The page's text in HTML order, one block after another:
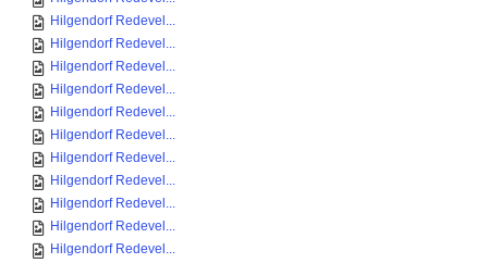
Hilgendorf Redevel...
Hilgendorf Redevel...
Hilgendorf Redevel...
Hilgendorf Redevel...
Hilgendorf Redevel...
Hilgendorf Redevel...
Hilgendorf Redevel...
Hilgendorf Redevel...
Hilgendorf Redevel...
Hilgendorf Redevel...
Hilgendorf Redevel...